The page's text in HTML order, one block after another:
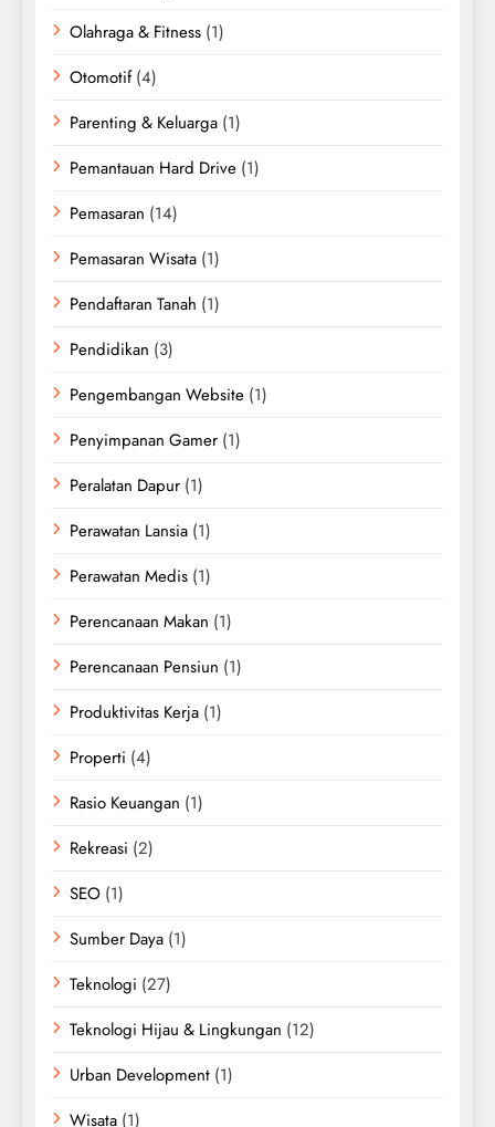
Olahraga & Fitness (1)
Otomotif(4)
Parenting & Keluarga (1)
Pemantauan Hard Drive (1)
Pemasaran (14)
Pemasaran Wisata (1)
Pendaftaran Tanah (1)
Pendidikan (3)
Pengembangan Website (1)
Penyimpanan Gamer (1)
Peralatan Dapur (1)
Perawatan Lansia (1)
Perawatan Medis (1)
Perencanaan Makan (1)
Perencanaan Pensiun (1)
Produktivitas Kerja (1)
Properti (4)
Rasio Keuangan (1)
Rekreasi (2)
SEO (1)
Sumber Daya (1)
Teknologi (27)
Teknologi Hijau & Lingkungan (12)
Urban Development (1)
Wisata (1)